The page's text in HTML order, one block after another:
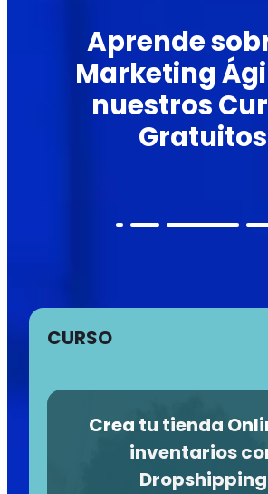
Aprende
Marketing
nuestros
Gratuitos
CURSO
Crea tu tienda
inventarios
Dropshipping